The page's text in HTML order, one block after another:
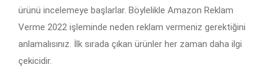
ürünü incelemeye başlarlar. Böylelikle Amazon Reklam
Verme 2022 işleminde neden reklam vermeniz gerektiğini
anlamalısınız. İlk sırada çıkan ürünler her zaman daha ilgi
çekicidir.